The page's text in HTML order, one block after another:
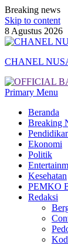
Breaking news
Skip to content
8 Agustus 2026
CHANEL
Primary Menu
Beranda
Breaking
Ekonomi
Politik
Kesehatan
PEMKO
Redaksi